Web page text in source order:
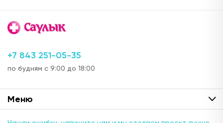
метро "Авиастроительная")
с 08:00 до 21:00
Отсутствует
с пн - пт: с 08:00 до 21:00; сб,вск: с 09:00 до 21:00
Отсутствует
+7 843 251-05-35
по будням с 9:00 до 18:00
Меню